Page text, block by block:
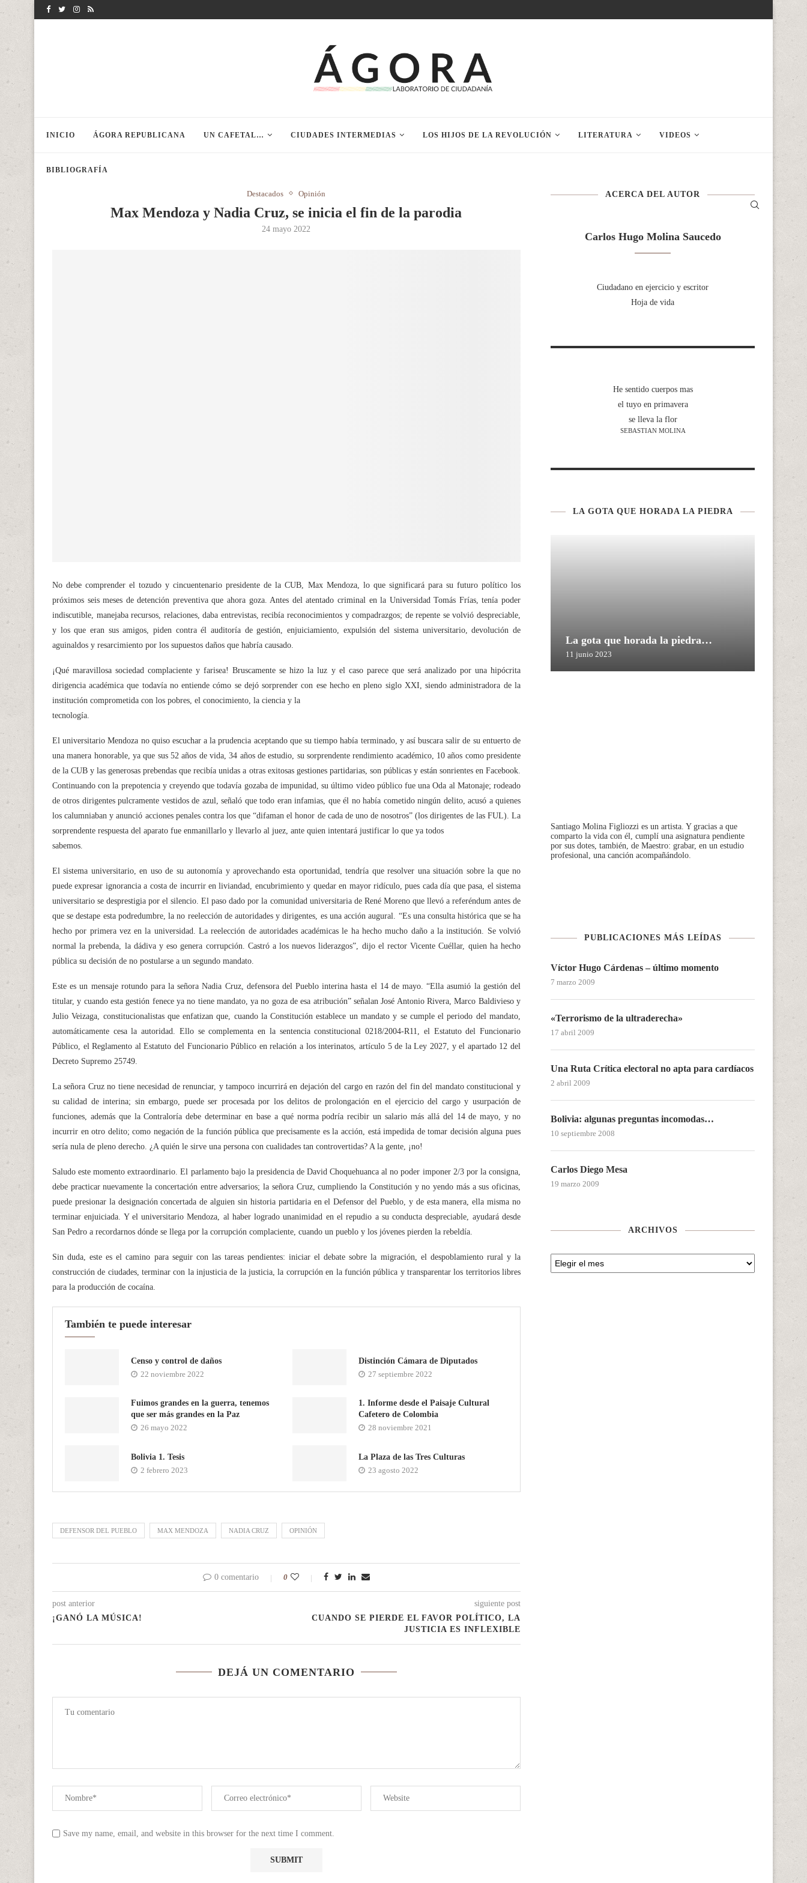
INICIO ÁGORA REPUBLICANA UN CAFETAL… CIUDADES INTERMEDIAS LOS HIJOS DE LA REVOLUCIÓN LITERATURA VIDEOS
BIBLIOGRAFÍA
Destacados Opinión
Max Mendoza y Nadia Cruz, se inicia el fin de la parodia
24 mayo 2022
No debe comprender el tozudo y cincuentenario presidente de la CUB, Max Mendoza, lo que significará para su futuro político los
próximos seis meses de detención preventiva que ahora goza. Antes del atentado criminal en la Universidad Tomás Frías, tenía poder
indiscutible, manejaba recursos, relaciones, daba entrevistas, recibía reconocimientos y compadrazgos; de repente se volvió despreciable,
y los que eran sus amigos, piden contra él auditoría de gestión, enjuiciamiento, expulsión del sistema universitario, devolución de
aguinaldos y resarcimiento por los supuestos daños que habría causado.
¡Qué maravillosa sociedad complaciente y farisea! Bruscamente se hizo la luz y el caso parece que será analizado por una hipócrita
dirigencia académica que todavía no entiende cómo se dejó sorprender con ese hecho en pleno siglo XXI, siendo administradora de la
institución comprometida con los pobres, el conocimiento, la ciencia y la
tecnología.
El universitario Mendoza no quiso escuchar a la prudencia aceptando que su tiempo había terminado, y así buscara salir de su entuerto de
una manera honorable, ya que sus 52 años de vida, 34 años de estudio, su sorprendente rendimiento académico, 10 años como presidente
de la CUB y las generosas prebendas que recibía unidas a otras exitosas gestiones partidarias, son públicas y están sonrientes en Facebook.
Continuando con la prepotencia y creyendo que todavía gozaba de impunidad, su último video público fue una Oda al Matonaje; rodeado
de otros dirigentes pulcramente vestidos de azul, señaló que todo eran infamias, que él no había cometido ningún delito, acusó a quienes
los calumniaban y anunció acciones penales contra los que “difaman el honor de cada de uno de nosotros” (los dirigentes de las FUL). La
sorprendente respuesta del aparato fue enmanillarlo y llevarlo al juez, ante quien intentará justificar lo que ya todos
sabemos.
El sistema universitario, en uso de su autonomía y aprovechando esta oportunidad, tendría que resolver una situación sobre la que no
puede expresar ignorancia a costa de incurrir en liviandad, encubrimiento y quedar en mayor ridículo, pues cada día que pasa, el sistema
universitario se desprestigia por el silencio. El paso dado por la comunidad universitaria de René Moreno que llevó a referéndum antes de
que se destape esta podredumbre, la no reelección de autoridades y dirigentes, es una acción augural. “Es una consulta histórica que se ha
hecho por primera vez en la universidad. La reelección de autoridades académicas le ha hecho mucho daño a la institución. Se volvió
normal la prebenda, la dádiva y eso genera corrupción. Castró a los nuevos liderazgos”, dijo el rector Vicente Cuéllar, quien ha hecho
pública su decisión de no postularse a un segundo mandato.
Este es un mensaje rotundo para la señora Nadia Cruz, defensora del Pueblo interina hasta el 14 de mayo. “Ella asumió la gestión del
titular, y cuando esta gestión fenece ya no tiene mandato, ya no goza de esa atribución” señalan José Antonio Rivera, Marco Baldivieso y
Julio Veizaga, constitucionalistas que enfatizan que, cuando la Constitución establece un mandato y se cumple el periodo del mandato,
automáticamente cesa la autoridad. Ello se complementa en la sentencia constitucional 0218/2004-R11, el Estatuto del Funcionario
Público, el Reglamento al Estatuto del Funcionario Público en relación a los interinatos, artículo 5 de la Ley 2027, y el apartado 12 del
Decreto Supremo 25749.
La señora Cruz no tiene necesidad de renunciar, y tampoco incurrirá en dejación del cargo en razón del fin del mandato constitucional y
su calidad de interina; sin embargo, puede ser procesada por los delitos de prolongación en el ejercicio del cargo y usurpación de
funciones, además que la Contraloría debe determinar en base a qué norma podría recibir un salario más allá del 14 de mayo, y no
incurrir en otro delito; como negación de la función pública que precisamente es la acción, está impedida de tomar decisión alguna pues
sería nula de pleno derecho. ¿A quién le sirve una persona con cualidades tan controvertidas? A la gente, ¡no!
Saludo este momento extraordinario. El parlamento bajo la presidencia de David Choquehuanca al no poder imponer 2/3 por la consigna,
debe practicar nuevamente la concertación entre adversarios; la señora Cruz, cumpliendo la Constitución y no yendo más a sus oficinas,
puede presionar la designación concertada de alguien sin historia partidaria en el Defensor del Pueblo, y de esta manera, ella misma no
terminar enjuiciada. Y el universitario Mendoza, al haber logrado unanimidad en el repudio a su conducta despreciable, ayudará desde
San Pedro a recordarnos dónde se llega por la corrupción complaciente, cuando un pueblo y los jóvenes pierden la rebeldía.
Sin duda, este es el camino para seguir con las tareas pendientes: iniciar el debate sobre la migración, el despoblamiento rural y la
construcción de ciudades, terminar con la injusticia de la justicia, la corrupción en la función pública y transparentar los territorios libres
para la producción de cocaína.
También te puede interesar
Censo y control de daños
22 noviembre 2022
Distinción Cámara de Diputados
27 septiembre 2022
Fuimos grandes en la guerra, tenemos
que ser más grandes en la Paz
26 mayo 2022
1. Informe desde el Paisaje Cultural
Cafetero de Colombia
28 noviembre 2021
Bolivia 1. Tesis
2 febrero 2023
La Plaza de las Tres Culturas
23 agosto 2022
DEFENSOR DEL PUEBLO MAX MENDOZA NADIA CRUZ OPINIÓN
0 comentario 0
post anterior
¡GANÓ LA MÚSICA!
siguiente post
CUANDO SE PIERDE EL FAVOR POLÍTICO, LA
JUSTICIA ES INFLEXIBLE
DEJÁ UN COMENTARIO
Save my name, email, and website in this browser for the next time I comment.
ACERCA DEL AUTOR
Carlos Hugo Molina Saucedo
Ciudadano en ejercicio y escritor
Hoja de vida
He sentido cuerpos mas
el tuyo en primavera
se lleva la flor
SEBASTIAN MOLINA
LA GOTA QUE HORADA LA PIEDRA
La gota que horada la piedra…
11 junio 2023
Santiago Molina Figliozzi es un artista. Y gracias a que
comparto la vida con él, cumplí una asignatura pendiente
por sus dotes, también, de Maestro: grabar, en un estudio
profesional, una canción acompañándolo.
PUBLICACIONES MÁS LEÍDAS
Víctor Hugo Cárdenas – último momento
7 marzo 2009
«Terrorismo de la ultraderecha»
17 abril 2009
Una Ruta Crítica electoral no apta para cardíacos
2 abril 2009
Bolivia: algunas preguntas incomodas…
10 septiembre 2008
Carlos Diego Mesa
19 marzo 2009
ARCHIVOS